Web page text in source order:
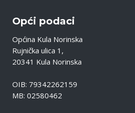
Opći podaci
Općina Kula Norinska
Rujnička ulica 1,
20341 Kula Norinska
OIB: 79342262159
MB: 02580462